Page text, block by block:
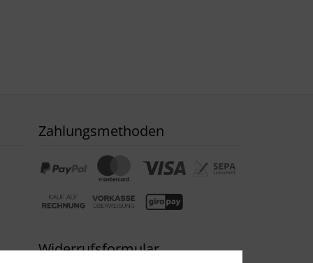
Zahlungsmethoden
Widerrufsformular